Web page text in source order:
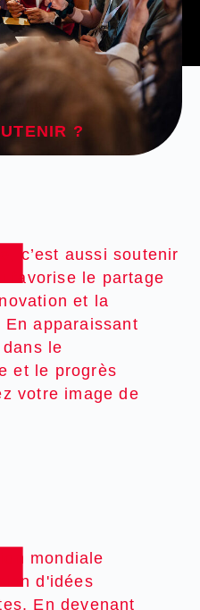
?
c’est aussi soutenir
favorise le partage
et la
apparaissant
le
et le progrès
votre image de
mondiale
d'idées
En devenant